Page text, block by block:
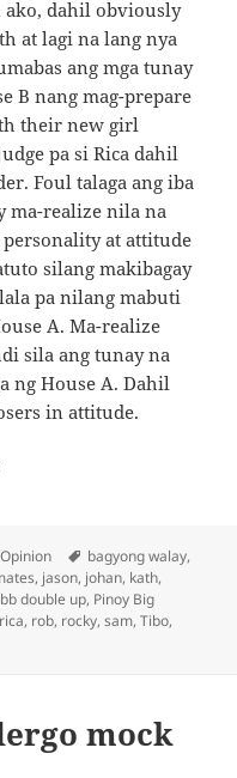
ako, dahil obviously
at lagi na lang nya
ang mga tunay
B nang mag-prepare
their new girl
pa si Rica dahil
Foul talaga ang iba
ma-realize nila na
at attitude
silang makibagay
pa nilang mabuti
A. Ma-realize
sila ang tunay na
ng House A. Dahil
in attitude.
Categories
Opinion Tags
bagyong walay,
, jason, johan, kath,
double up, Pinoy Big
rica, rob, rocky,sam,Tibo,
mock